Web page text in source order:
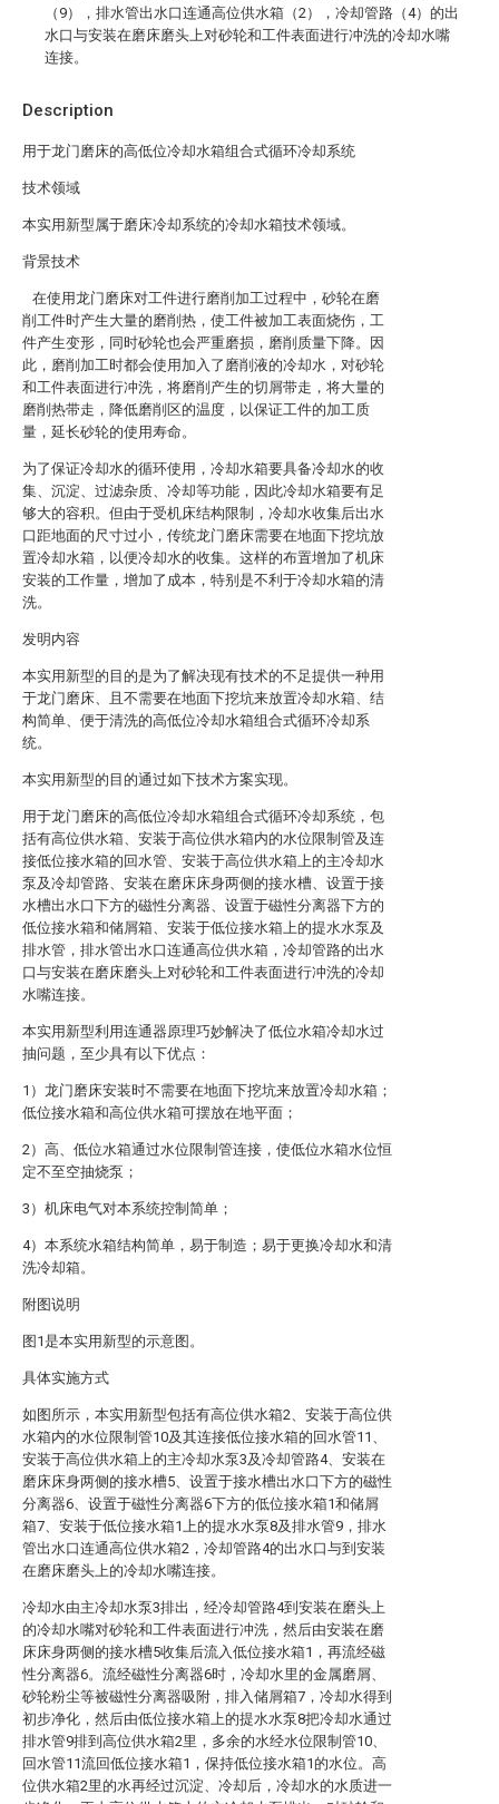
Description
用于龙门磨床的高低位冷却水箱组合式循环冷却系统
技术领域
本实用新型属于磨床冷却系统的冷却水箱技术领域。
背景技术
在使用龙门磨床对工件进行磨削加工过程中，砂轮在磨
削工件时产生大量的磨削热，使工件被加工表面烧伤，工
件产生变形，同时砂轮也会严重磨损，磨削质量下降。因
此，磨削加工时都会使用加入了磨削液的冷却水，对砂轮
和工件表面进行冲洗，将磨削产生的切屑带走，将大量的
磨削热带走，降低磨削区的温度，以保证工件的加工质
量，延长砂轮的使用寿命。
为了保证冷却水的循环使用，冷却水箱要具备冷却水的收
集、沉淀、过滤杂质、冷却等功能，因此冷却水箱要有足
够大的容积。但由于受机床结构限制，冷却水收集后出水
口距地面的尺寸过小，传统龙门磨床需要在地面下挖坑放
置冷却水箱，以便冷却水的收集。这样的布置增加了机床
安装的工作量，增加了成本，特别是不利于冷却水箱的清
洗。
发明内容
本实用新型的目的是为了解决现有技术的不足提供一种用
于龙门磨床、且不需要在地面下挖坑来放置冷却水箱、结
构简单、便于清洗的高低位冷却水箱组合式循环冷却系
统。
本实用新型的目的通过如下技术方案实现。
用于龙门磨床的高低位冷却水箱组合式循环冷却系统，包
括有高位供水箱、安装于高位供水箱内的水位限制管及连
接低位接水箱的回水管、安装于高位供水箱上的主冷却水
泵及冷却管路、安装在磨床床身两侧的接水槽、设置于接
水槽出水口下方的磁性分离器、设置于磁性分离器下方的
低位接水箱和储屑箱、安装于低位接水箱上的提水水泵及
排水管，排水管出水口连通高位供水箱，冷却管路的出水
口与安装在磨床磨头上对砂轮和工件表面进行冲洗的冷却
水嘴连接。
本实用新型利用连通器原理巧妙解决了低位水箱冷却水过
抽问题，至少具有以下优点：
1）龙门磨床安装时不需要在地面下挖坑来放置冷却水箱；
低位接水箱和高位供水箱可摆放在地平面；
2）高、低位水箱通过水位限制管连接，使低位水箱水位恒
定不至空抽烧泵；
3）机床电气对本系统控制简单；
4）本系统水箱结构简单，易于制造；易于更换冷却水和清
洗冷却箱。
附图说明
图1是本实用新型的示意图。
具体实施方式
如图所示，本实用新型包括有高位供水箱2、安装于高位供
水箱内的水位限制管10及其连接低位接水箱的回水管11、
安装于高位供水箱上的主冷却水泵3及冷却管路4、安装在
磨床床身两侧的接水槽5、设置于接水槽出水口下方的磁性
分离器6、设置于磁性分离器6下方的低位接水箱1和储屑
箱7、安装于低位接水箱1上的提水水泵8及排水管9，排水
管出水口连通高位供水箱2，冷却管路4的出水口与到安装
在磨床磨头上的冷却水嘴连接。
冷却水由主冷却水泵3排出，经冷却管路4到安装在磨头上
的冷却水嘴对砂轮和工件表面进行冲洗，然后由安装在磨
床床身两侧的接水槽5收集后流入低位接水箱1，再流经磁
性分离器6。流经磁性分离器6时，冷却水里的金属磨屑、
砂轮粉尘等被磁性分离器吸附，排入储屑箱7，冷却水得到
初步净化，然后由低位接水箱上的提水水泵8把冷却水通过
排水管9排到高位供水箱2里，多余的水经水位限制管10、
回水管11流回低位接水箱1，保持低位接水箱1的水位。高
位供水箱2里的水再经过沉淀、冷却后，冷却水的水质进一
（9），排水管出水口连通高位供水箱（2），冷却管路（4）的出
水口与安装在磨床磨头上对砂轮和工件表面进行冲洗的冷却水嘴
连接。